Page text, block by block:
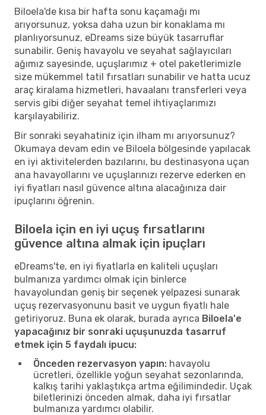
Biloela'de kısa bir hafta sonu kaçamağı mı
arıyorsunuz, yoksa daha uzun bir konaklama mı
planlıyorsunuz, eDreams size büyük tasarruflar
sunabilir. Geniş havayolu ve seyahat sağlayıcıları
ağımız sayesinde, uçuşlarımız + otel paketlerimizle
size mükemmel tatil fırsatları sunabilir ve hatta ucuz
araç kiralama hizmetleri, havaalanı transferleri veya
servis gibi diğer seyahat temel ihtiyaçlarımızı
karşılayabiliriz.
Bir sonraki seyahatiniz için ilham mı arıyorsunuz?
Okumaya devam edin ve Biloela bölgesinde yapılacak
en iyi aktivitelerden bazılarını, bu destinasyona uçan
ana havayollarını ve uçuşlarınızı rezerve ederken en
iyi fiyatları nasıl güvence altına alacağınıza dair
ipuçlarını öğrenin.
Biloela için en iyi uçuş fırsatlarını
güvence altına almak için ipuçları
eDreams'te, en iyi fiyatlarla en kaliteli uçuşları
bulmanıza yardımcı olmak için binlerce
havayolundan geniş bir seçenek yelpazesi sunarak
uçuş rezervasyonunu basit ve uygun fiyatlı hale
getiriyoruz. Buna ek olarak, burada ayrıca Biloela'e
yapacağınız bir sonraki uçuşunuzda tasarruf
etmek için 5 faydalı ipucu:
Önceden rezervasyon yapın: havayolu
ücretleri, özellikle yoğun seyahat sezonlarında,
kalkış tarihi yaklaştıkça artma eğilimindedir. Uçak
biletlerinizi önceden almak, daha iyi fırsatlar
bulmanıza yardımcı olabilir.